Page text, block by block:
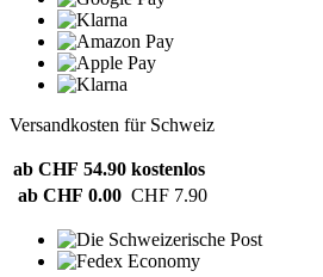
Versandkosten für Schweiz
ab CHF 54.90 kostenlos
ab CHF 0.00 CHF 7.90